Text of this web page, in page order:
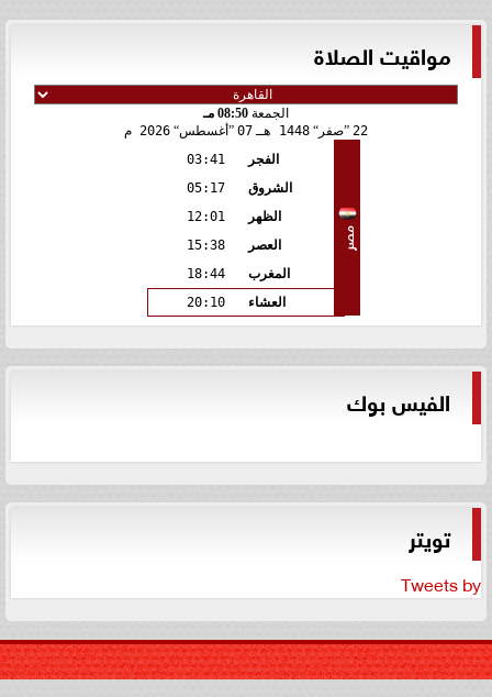
مواقيت الصلاة
الجمعة 08:50 مـ
22
صفر 1448 هـ 07 أغسطس 2026 م
مصر
الفجر
03:41
الشروق
05:17
الظهر
12:01
العصر
15:38
المغرب
18:44
العشاء
20:10
الفيس بوك
تويتر
Tweets by